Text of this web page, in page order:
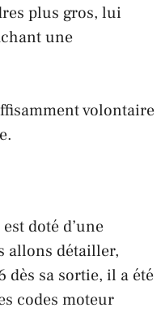
plus gros, lui
une
volontaire
doté d’une
allons détailler,
dès sa sortie, il a été
codes moteur